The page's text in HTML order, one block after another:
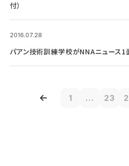
付）
2016.07.28
パアン技術訓練学校がNNAニュース1
1 ... 23